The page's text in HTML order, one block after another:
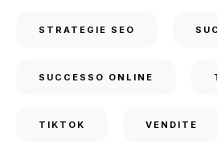
STRATEGIE SEO
SUCCESSO ONLINE
TIKTOK VENDITE